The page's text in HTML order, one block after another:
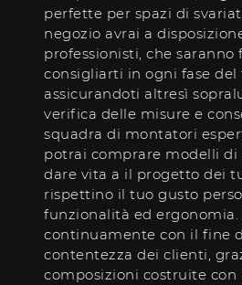
perfette per spazi di
negozio avrai a
professionisti, che saranno
consigliarti in ogni fase
assicurandoti altresì
verifica delle misure e
squadra di montatori
potrai comprare modelli
dare vita a il progetto dei
rispettino il tuo gusto
funzionalità ed ergonomia.
continuamente con il fine
contentezza dei clienti,
composizioni costruite